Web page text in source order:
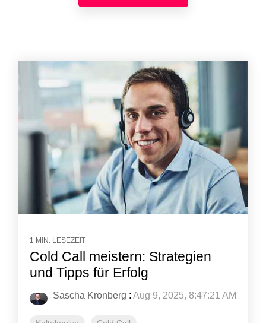
1 MIN. LESEZEIT
Cold Call meistern: Strategien
und Tipps für Erfolg
Sascha Kronberg : Aug 9, 2025, 8:47:21 AM